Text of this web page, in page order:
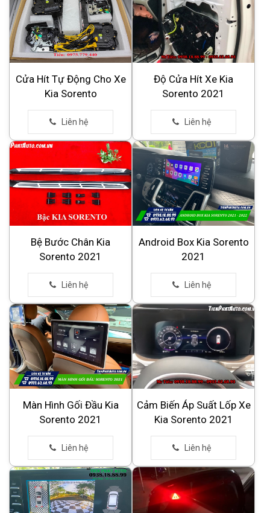
Cửa Hít Tự Động Cho Xe
Kia Sorento
Độ Cửa Hít Xe Kia
Sorento 2021
Bệ Bước Chân Kia
Sorento 2021
Android Box Kia Sorento
2021
Màn Hình Gối Đầu Kia
Sorento 2021
Cảm Biến Áp Suất Lốp Xe
Kia Sorento 2021